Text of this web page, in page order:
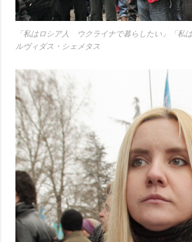
「私はロシア人 ウクライナで暮らしたい」「私
ルヴィダス・シェメタス